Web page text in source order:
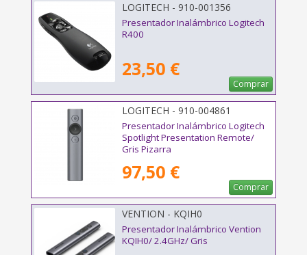
LOGITECH - 910-001356
Presentador Inalámbrico Logitech
R400
23,50 €
Comprar
LOGITECH - 910-004861
Presentador Inalámbrico Logitech
Spotlight Presentation Remote/
Gris Pizarra
97,50 €
Comprar
VENTION - KQIH0
Presentador Inalámbrico Vention
KQIH0/ 2.4GHz/ Gris